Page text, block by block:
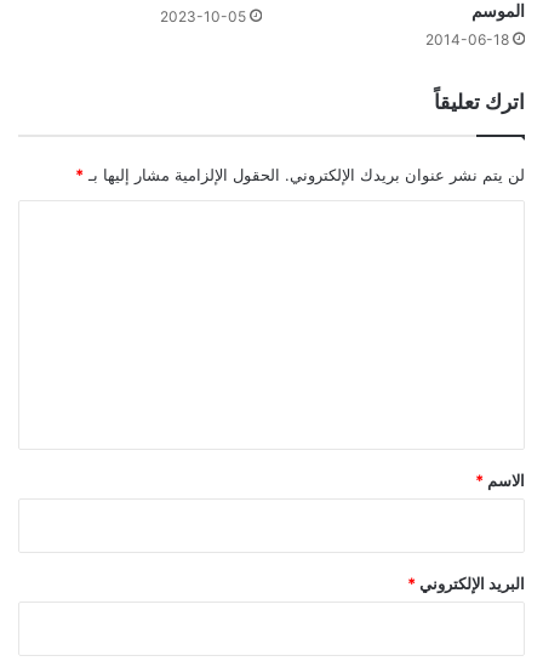
الموسم
2014-06-18
2023-10-05
اترك تعليقاً
لن يتم نشر عنوان بريدك الإلكتروني. الحقول الإلزامية مشار إليها بـ *
*
الاسم *
البريد الإلكتروني *